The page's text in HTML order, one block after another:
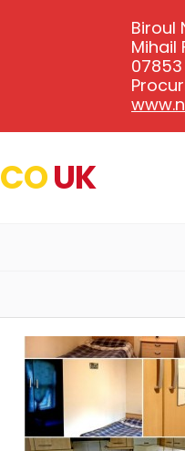
COUK
Biroul
Mihail
07853